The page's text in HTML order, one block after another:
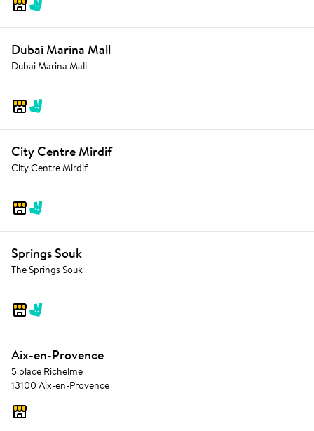
Dubai Marina Mall
Dubai Marina Mall
City Centre Mirdif
City Centre Mirdif
Springs Souk
The Springs Souk
Aix-en-Provence
5 place Richelme
13100 Aix-en-Provence